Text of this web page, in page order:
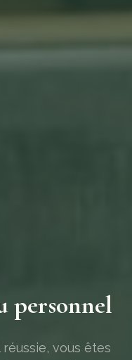
personnel
vous êtes